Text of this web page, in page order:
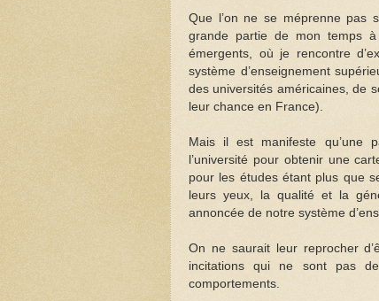
Que l’on ne se méprenne pas
grande partie de mon temps à
émergents, où je rencontre
système d’enseignement
des universités américaines, de
leur chance en France).
Mais il est manifeste qu’une
l’université pour obtenir une
pour les études étant plus que
leurs yeux, la qualité et la
annoncée de notre système
On ne saurait leur reprocher
incitations qui ne sont pas
comportements.